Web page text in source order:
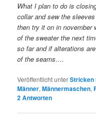
What I plan to do is
collar and sew the
then try it on in november
of the sweater the next
so far and if alterations
of the seams….
Veröffentlicht unterStricken
Männer,Männermaschen,
2Antworten